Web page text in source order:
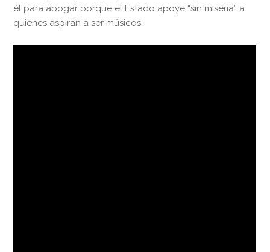
él para abogar porque el Estado apoye “sin miseria” a
quienes aspiran a ser músicos.